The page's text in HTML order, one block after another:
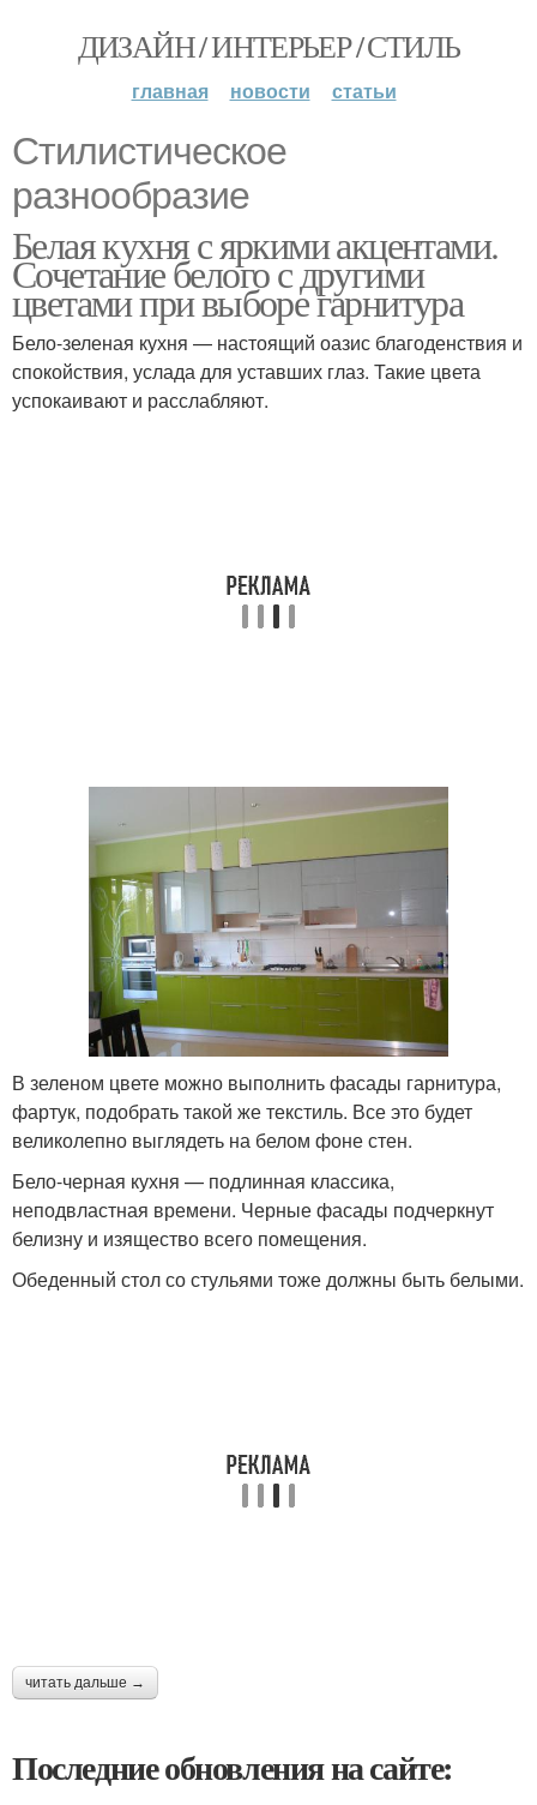
ДИЗАЙН / ИНТЕРЬЕР / СТИЛЬ
главная новости статьи
Стилистическое
разнообразие
Белая кухня с яркими акцентами.
Сочетание белого с другими
цветами при выборе гарнитура
Бело-зеленая кухня — настоящий оазис благоденствия и
спокойствия, услада для уставших глаз. Такие цвета
успокаивают и расслабляют.
В зеленом цвете можно выполнить фасады гарнитура,
фартук, подобрать такой же текстиль. Все это будет
великолепно выглядеть на белом фоне стен.
Бело-черная кухня — подлинная классика,
неподвластная времени. Черные фасады подчеркнут
белизну и изящество всего помещения.
Обеденный стол со стульями тоже должны быть белыми.
читать дальше →
Последние обновления на сайте: